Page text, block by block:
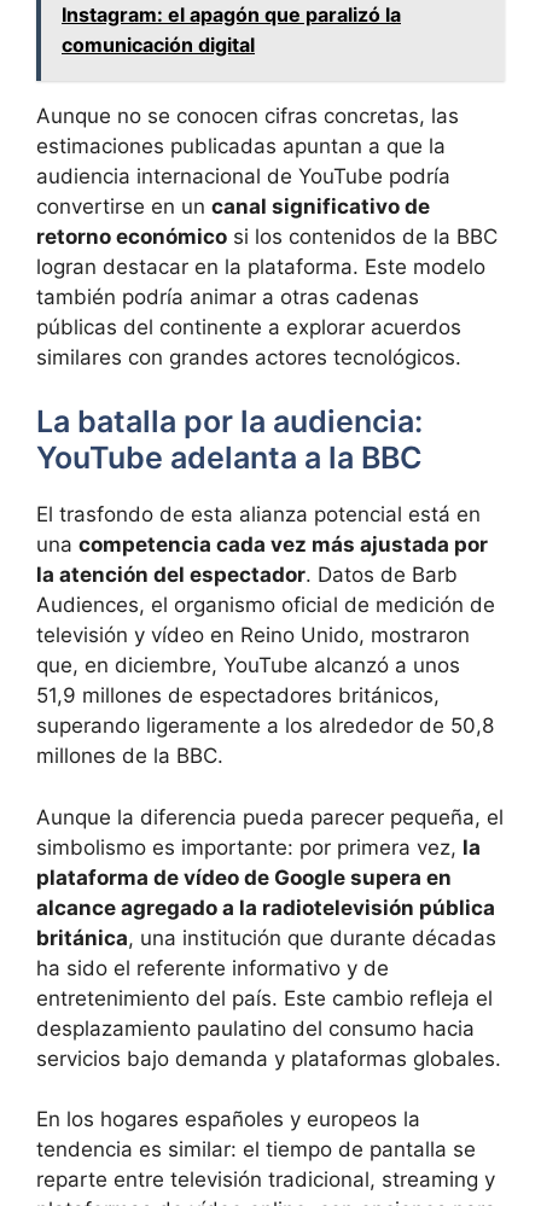
Instagram: el apagón que paralizó la
comunicación digital
Aunque no se conocen cifras concretas, las
estimaciones publicadas apuntan a que la
audiencia internacional de YouTube podría
convertirse en un canal significativo de
retorno económico si los contenidos de la BBC
logran destacar en la plataforma. Este modelo
también podría animar a otras cadenas
públicas del continente a explorar acuerdos
similares con grandes actores tecnológicos.
La batalla por la audiencia:
YouTube adelanta a la BBC
El trasfondo de esta alianza potencial está en
una competencia cada vez más ajustada por
la atención del espectador. Datos de Barb
Audiences, el organismo oficial de medición de
televisión y vídeo en Reino Unido, mostraron
que, en diciembre, YouTube alcanzó a unos
51,9 millones de espectadores británicos,
superando ligeramente a los alrededor de 50,8
millones de la BBC.
Aunque la diferencia pueda parecer pequeña, el
simbolismo es importante: por primera vez, la
plataforma de vídeo de Google supera en
alcance agregado a la radiotelevisión pública
británica, una institución que durante décadas
ha sido el referente informativo y de
entretenimiento del país. Este cambio refleja el
desplazamiento paulatino del consumo hacia
servicios bajo demanda y plataformas globales.
En los hogares españoles y europeos la
tendencia es similar: el tiempo de pantalla se
reparte entre televisión tradicional, streaming y